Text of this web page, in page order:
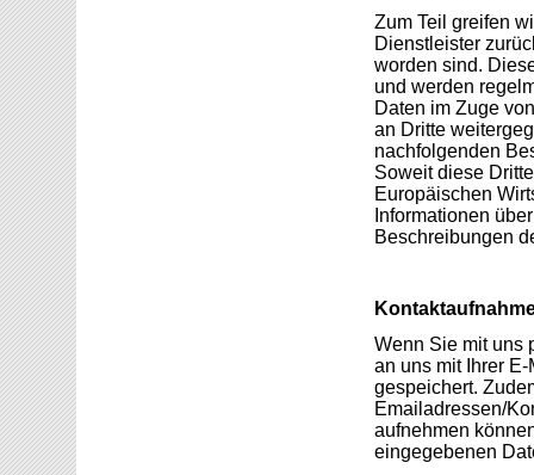
Zum Teil greifen
Dienstleister
worden sind.
und werden
Daten im Zuge
an Dritte
nachfolgenden
Soweit diese
Europäischen
Informationen
Beschreibungen
Wenn Sie mit uns
an uns mit Ihrer
gespeichert.
Emailadressen/
aufnehmen
eingegebenen